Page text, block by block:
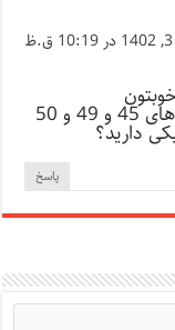
یک سوالی داشتم برای پروژه های 45 و 49 و 50
دارید؟
پاسخ